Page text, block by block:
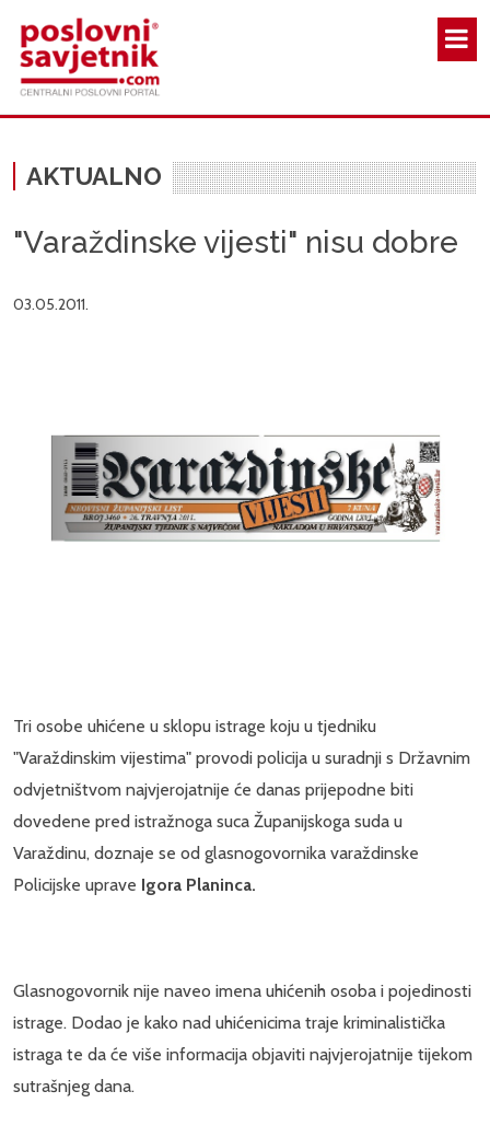
AKTUALNO
"Varaždinske vijesti" nisu dobre
03.05.2011.
Tri osobe uhićene u sklopu istrage koju u tjedniku
"Varaždinskim vijestima" provodi policija u suradnji s Državnim
odvjetništvom najvjerojatnije će danas prijepodne biti
dovedene pred istražnoga suca Županijskoga suda u
Varaždinu, doznaje se od glasnogovornika varaždinske
Policijske uprave Igora Planinca.
Glasnogovornik nije naveo imena uhićenih osoba i pojedinosti
istrage. Dodao je kako nad uhićenicima traje kriminalistička
istraga te da će više informacija objaviti najvjerojatnije tijekom
sutrašnjeg dana.